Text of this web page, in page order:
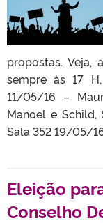
propostas. Veja,
sempre às 17
11/05/16 –
Manoel e
Sala 352 19/05/
Eleição
Conselho